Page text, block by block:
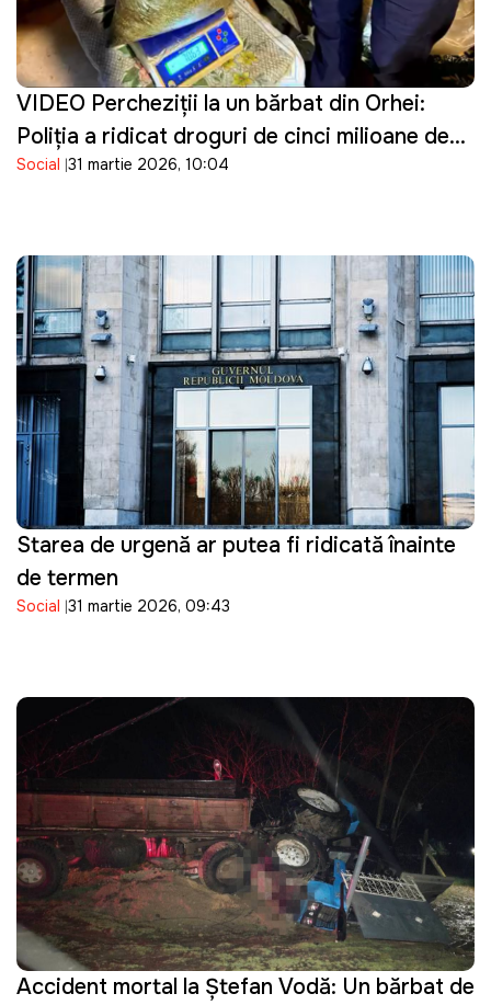
VIDEO Percheziţii la un bărbat din Orhei:
Poliţia a ridicat droguri de cinci milioane de
lei
Social 31 martie 2026, 10:04
Starea de urgență ar putea fi ridicată înainte
de termen
Social 31 martie 2026, 09:43
Accident mortal la Ștefan Vodă: Un bărbat de